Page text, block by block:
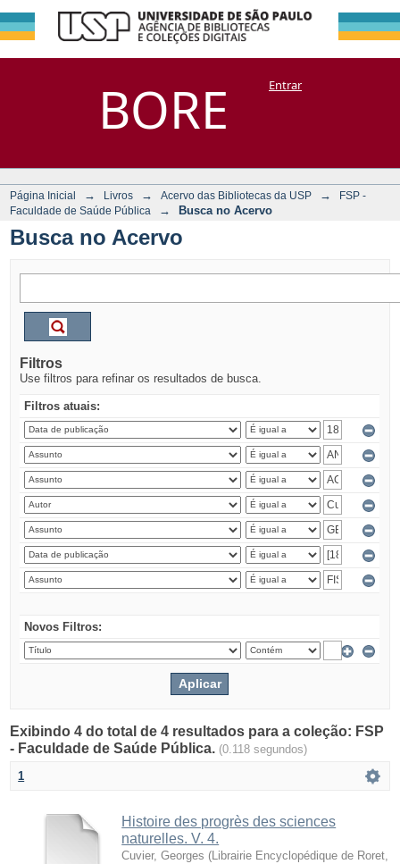
BORE
Busca no Acervo
DSpace/Manakin + CoriscoEntrar
Página Inicial → Livros → Acervo das Bibliotecas da USP →
FSP -
Faculdade de Saúde Pública
→ Busca no Acervo
Busca no Acervo
Filtros
Use filtros para refinar os resultados de busca.
Filtros atuais:
Novos Filtros:
Exibindo 4 do total de 4 resultados para a coleção: FSP
- Faculdade de Saúde Pública. (0.118 segundos)
1
Histoire des progrès des sciences
naturelles. V. 4.
Cuvier, Georges ( Librairie Encyclopédique de Roret